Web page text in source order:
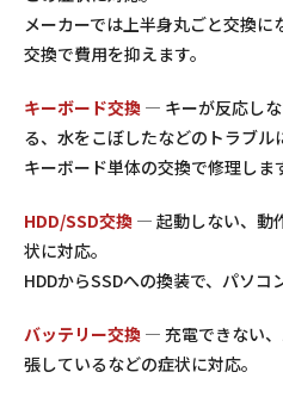
メーカーでは上半身丸ごと交換
交換で費用を抑えます。
キーボード交換 — キーが反応し
る、水をこぼしたなどのトラブル
キーボード単体の交換で修理しま
HDD/SSD交換 — 起動しない、動
状に対応。
HDDからSSDへの換装で、パソコ
バッテリー交換 — 充電できない
張しているなどの症状に対応。